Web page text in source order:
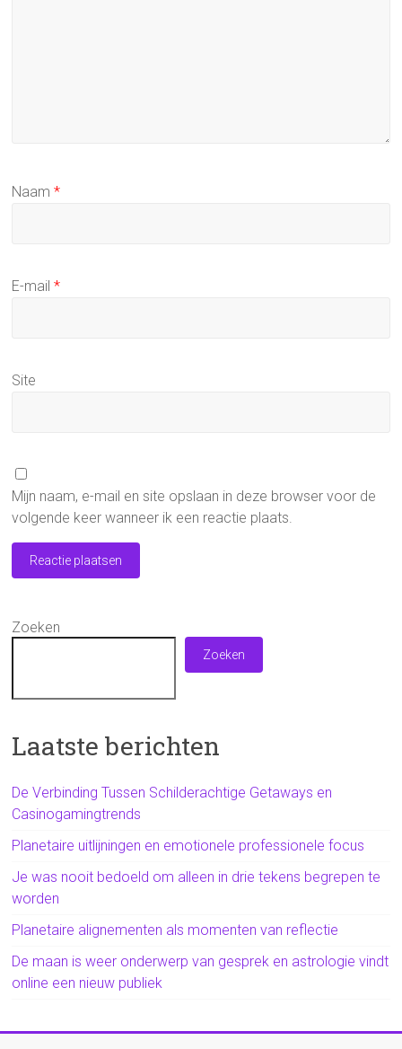
Naam*
E-mail*
Site
Mijn naam, e-mail en site opslaan in deze browser voor de
volgende keer wanneer ik een reactie plaats.
Zoeken
Zoeken
Laatste berichten
De Verbinding Tussen Schilderachtige Getaways en
Casinogamingtrends
Planetaire uitlijningen en emotionele professionele focus
Je was nooit bedoeld om alleen in drie tekens begrepen te
worden
Planetaire alignementen als momenten van reflectie
De maan is weer onderwerp van gesprek en astrologie vindt
online een nieuw publiek